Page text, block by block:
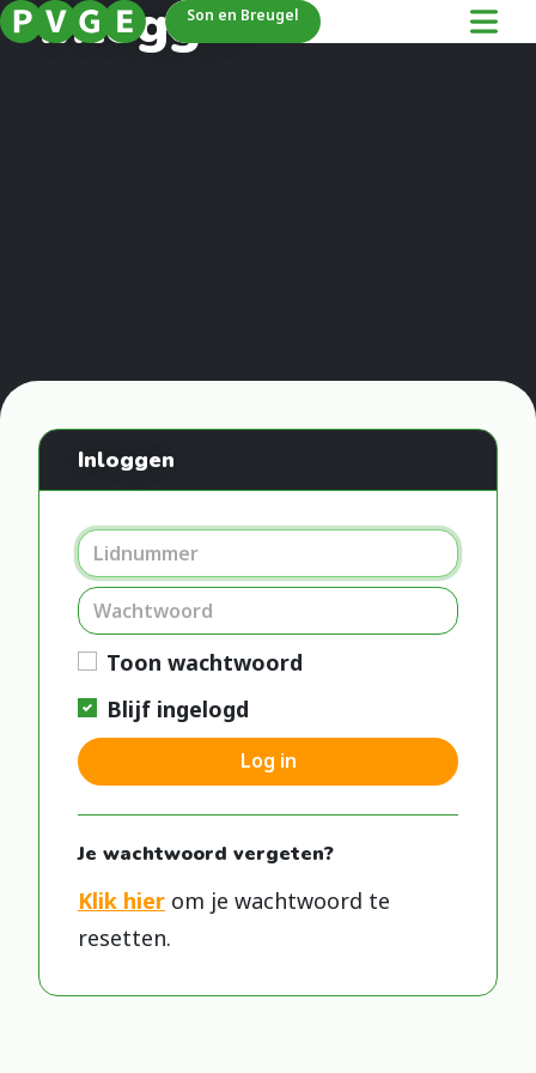
Son en Breugel
Inloggen
Inloggen
Toon wachtwoord
Blijf ingelogd
Log in
Je wachtwoord vergeten?
Klik hier om je wachtwoord te
resetten.